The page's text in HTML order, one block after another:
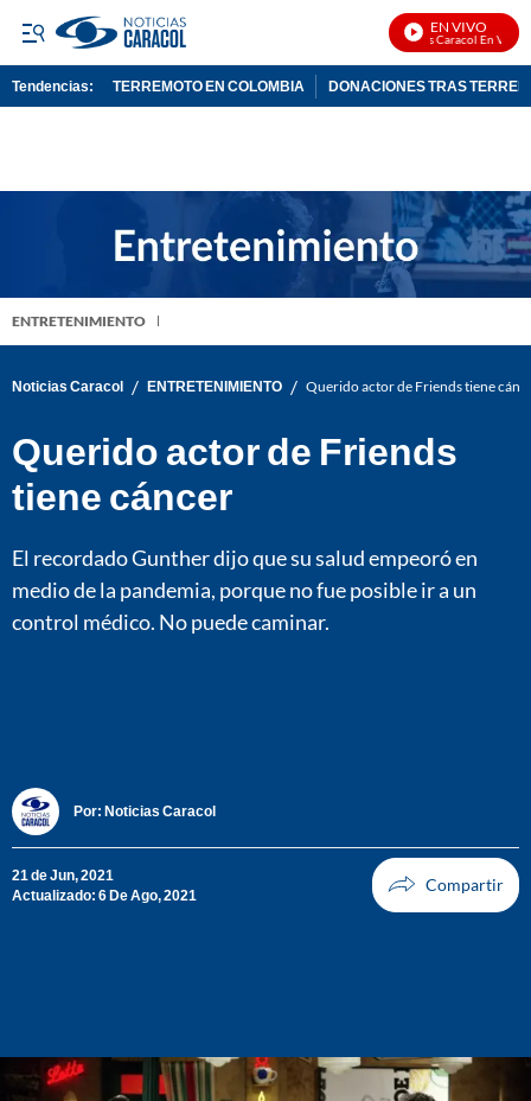
EN VIVO
Noticias Caracol En Vivo
Tendencias: TERREMOTO EN COLOMBIA DONACIONES TRAS
ENTRETENIMIENTO
Noticias Caracol / ENTRETENIMIENTO / Querido actor de Friends tiene
Querido actor de Friends
tiene cáncer
El recordado Gunther dijo que su salud empeoró en
medio de la pandemia, porque no fue posible ir a un
control médico. No puede caminar.
Por: Noticias Caracol
21 de Jun, 2021
Actualizado: 6 De Ago, 2021